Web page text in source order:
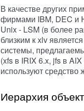
В качестве других
фирмами IBM, DEC и
Unix - LSM (в более
близким к xlv
системы,
(xfs в IRIX 6.x, jfs в
используют средство
Иерархия